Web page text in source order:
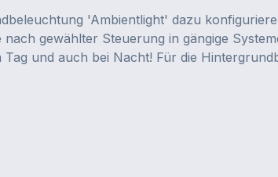
'Ambientlight' dazu
gewählter Steuerung in gängige
und auch bei Nacht! Für die